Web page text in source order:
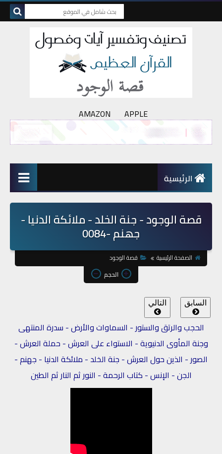
AMAZON APPLE
الرئيسية
قصة الوجود - جنة الخلد - ملائكة الدنيا -
جهنم -0084
الصفحة الرئيسية
قصة الوجود
الحجم
السابق التالي
الحجب والرتق والستور - السماوات والأرض - سدرة المنتهى
وجنة المأوى الدنيوية - الاستواء على العرش - حملة العرش -
الصور - الذين حول العرش - جنة الخلد - ملائكة الدنيا - جهنم -
الجن - الإنس - كتاب الرحمة - النور ثم النار ثم الطين